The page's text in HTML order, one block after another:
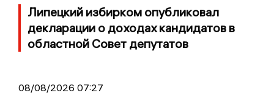
Липецкий избирком опубликовал
декларации о доходах кандидатов в
областной Совет депутатов
08/08/2026 07:27